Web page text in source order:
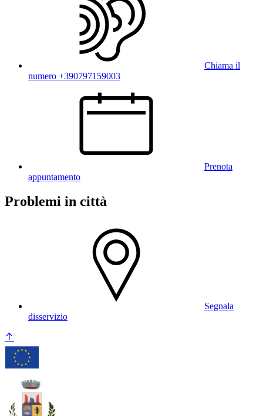
Chiama il
numero +390797159003
Prenota
appuntamento
Problemi in città
Segnala
disservizio